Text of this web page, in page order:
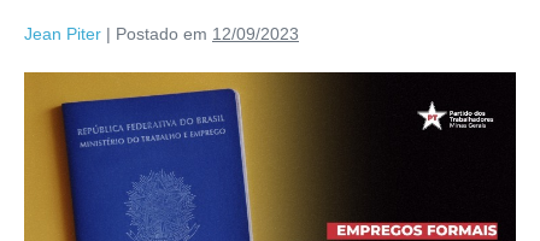
Jean Piter | Postado em 12/09/2023